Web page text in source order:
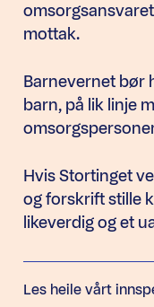
mottak.
Barnevernet bør
barn, på lik linje
Hvis Stortinget
og forskrift stille
likeverdig og et
Les heile vårt